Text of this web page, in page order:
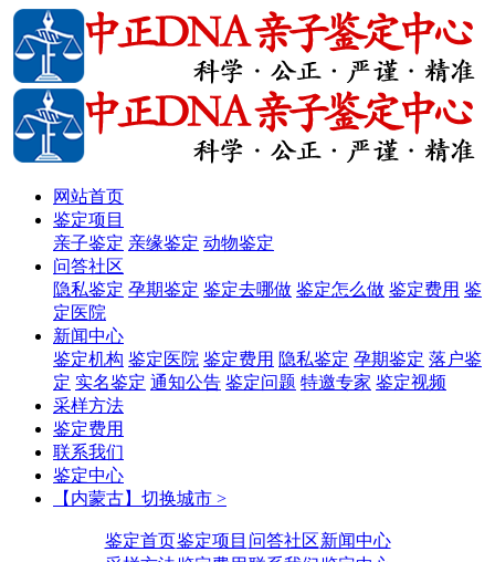
网站首页
鉴定项目
亲子鉴定 亲缘鉴定 动物鉴定
问答社区
隐私鉴定 孕期鉴定 鉴定去哪做 鉴定怎么做 鉴定费用 鉴
定医院
新闻中心
鉴定机构 鉴定医院 鉴定费用 隐私鉴定 孕期鉴定 落户鉴
定 实名鉴定 通知公告 鉴定问题 特邀专家 鉴定视频
采样方法
鉴定费用
联系我们
鉴定中心
【内蒙古】切换城市 >
鉴定首页鉴定项目 问答社区新闻中心